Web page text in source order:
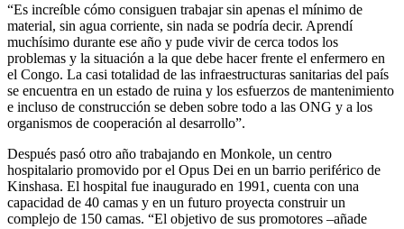
“Es increíble cómo consiguen trabajar sin apenas el mínimo de
material, sin agua corriente, sin nada se podría decir. Aprendí
muchísimo durante ese año y pude vivir de cerca todos los
problemas y la situación a la que debe hacer frente el enfermero en
el Congo. La casi totalidad de las infraestructuras sanitarias del país
se encuentra en un estado de ruina y los esfuerzos de mantenimiento
e incluso de construcción se deben sobre todo a las ONG y a los
organismos de cooperación al desarrollo”.
Después pasó otro año trabajando en Monkole, un centro
hospitalario promovido por el Opus Dei en un barrio periférico de
Kinshasa. El hospital fue inaugurado en 1991, cuenta con una
capacidad de 40 camas y en un futuro proyecta construir un
complejo de 150 camas. “El objetivo de sus promotores –añade